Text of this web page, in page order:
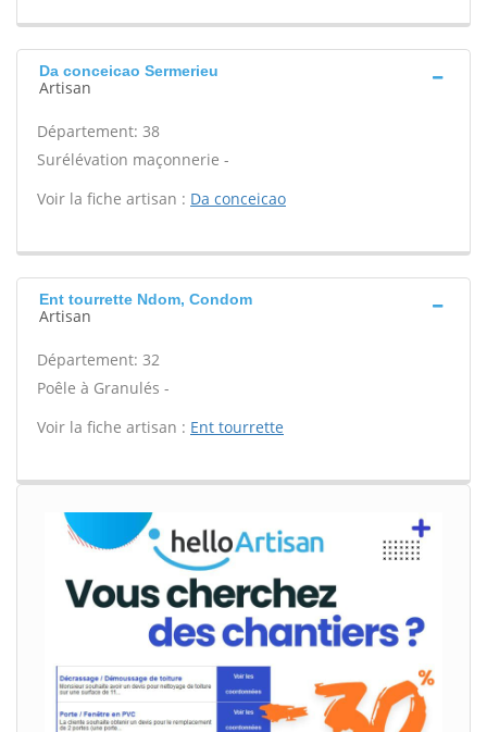
Da conceicao Sermerieu
Artisan
Département: 38
Surélévation maçonnerie -
Voir la fiche artisan : Da conceicao
Ent tourrette Ndom, Condom
Artisan
Département: 32
Poêle à Granulés -
Voir la fiche artisan : Ent tourrette